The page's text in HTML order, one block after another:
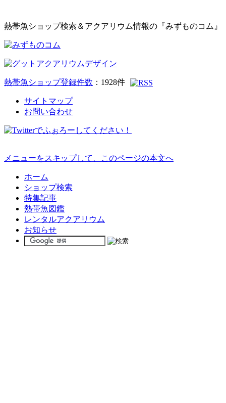
熱帯魚ショップ検索＆アクアリウム情報の『みずものコム』
熱帯魚ショップ登録件数 ： 1928件
サイトマップ
お問い合わせ
メニューをスキップして、このページの本文へ
ホーム
ショップ検索
特集記事
熱帯魚図鑑
レンタルアクアリウム
お知らせ